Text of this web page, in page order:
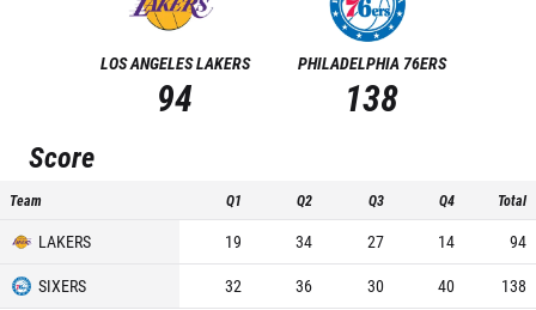
LOS ANGELES LAKERS
94
PHILADELPHIA 76ERS
138
Score
Team Q1 Q2 Q3 Q4 Total
LAKERS 19 34 27 14
94
SIXERS
32 36 30 40 138